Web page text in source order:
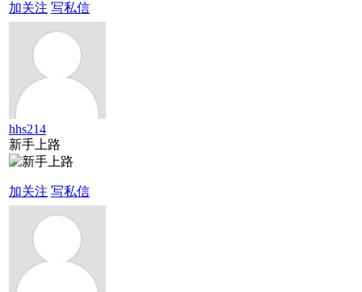
加关注 写私信
hhs214
新手上路
加关注 写私信